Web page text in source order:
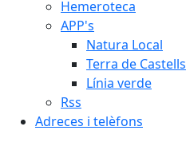
Hemeroteca
APP's
Natura Local
Terra de Castells
Línia verde
Rss
Adreces i telèfons